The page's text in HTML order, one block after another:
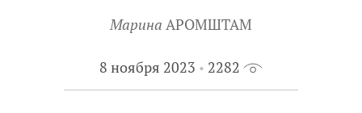
Марина АРОМШТАМ
8 ноября 2023 2282